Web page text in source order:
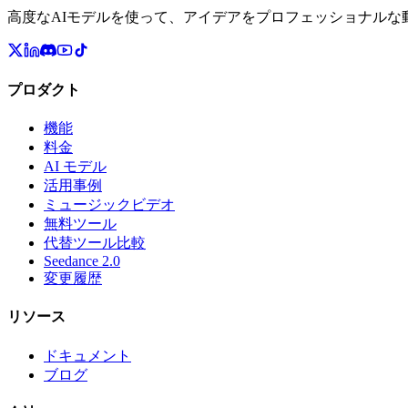
高度なAIモデルを使って、アイデアをプロフェッショナルな
プロダクト
機能
料金
AI モデル
活用事例
ミュージックビデオ
無料ツール
代替ツール比較
Seedance 2.0
変更履歴
リソース
ドキュメント
ブログ